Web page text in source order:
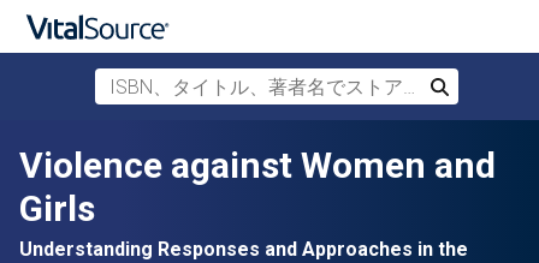
メインコンテンツへスキップ
ISBN、タイトル、著者名でストアを検索
検索
Violence against Women and
Girls
Understanding Responses and Approaches in the